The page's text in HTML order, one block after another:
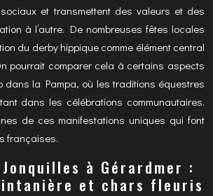
et transmettent des valeurs et des
à l’autre. De nombreuses fêtes locales
du derby hippique comme élément central
pourrait comparer cela à certains aspects
dans la Pampa, où les traditions équestres
dans les célébrations communautaires.
de ces manifestations uniques qui font
françaises.
à Gérardmer :
et chars fleuris